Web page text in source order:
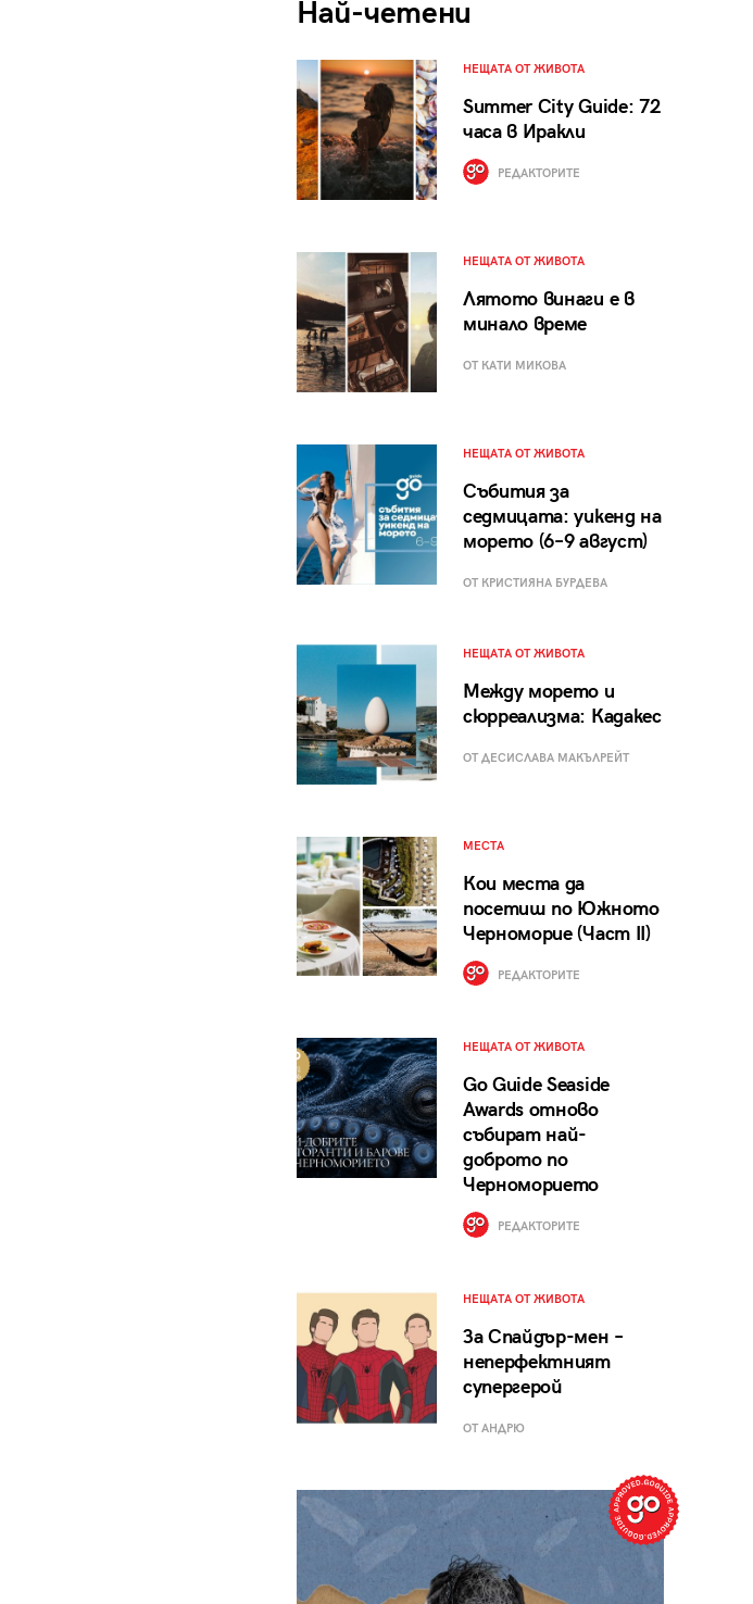
Най-четени
НЕЩАТА ОТ ЖИВОТА
Summer City Guide: 72
часа в Иракли
РЕДАКТОРИТЕ
НЕЩАТА ОТ ЖИВОТА
Лятото винаги е в
минало време
ОТ КАТИ МИКОВА
НЕЩАТА ОТ ЖИВОТА
Събития за
седмицата: уикенд на
морето (6–9 август)
ОТ КРИСТИЯНА БУРДЕВА
НЕЩАТА ОТ ЖИВОТА
Между морето и
сюрреализма: Кадакес
ОТ ДЕСИСЛАВА МАКЪЛРЕЙТ
МЕСТА
Кои места да
посетиш по Южното
Черноморие (Част II)
РЕДАКТОРИТЕ
НЕЩАТА ОТ ЖИВОТА
Go Guide Seaside
Awards отново
събират най-
доброто по
Черноморието
РЕДАКТОРИТЕ
НЕЩАТА ОТ ЖИВОТА
За Спайдър-мен –
неперфектният
супергерой
ОТ АНДРЮ